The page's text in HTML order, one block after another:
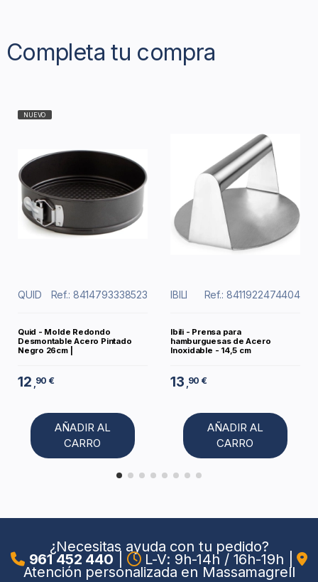
Completa tu compra
NUEVO
QUID Ref.: 8414793338523
Quid - Molde Redondo
Desmontable Acero Pintado
Negro 26cm |
12 ,90 €
AÑADIR AL
CARRO
IBILI Ref.: 8411922474404
Ibili - Prensa para
hamburguesas de Acero
Inoxidable - 14,5 cm
13 ,90 €
AÑADIR AL
CARRO
¿Necesitas ayuda con tu pedido?
961 452 440 L-V: 9h-14h / 16h-19h
Atención personalizada en Massamagrell